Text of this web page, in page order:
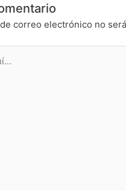
correo electrónico no